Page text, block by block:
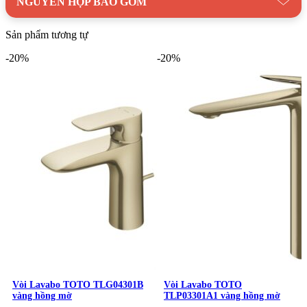
Sản phẩm tương tự
-20%
Vòi Lavabo TOTO TLG04301B
vàng hồng mờ
-20%
Vòi Lavabo TOTO
TLP03301A1 vàng hồng mờ